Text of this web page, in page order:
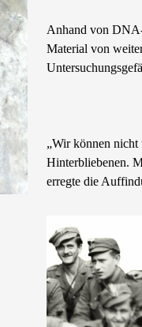
Anhand von
Material von
„Wir können nicht
Hinterbliebenen.
erregte die